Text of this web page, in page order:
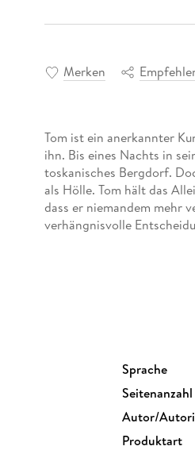
Merken
Tom ist ein anerkannter
ihn. Bis eines Nachts in
toskanisches Bergdorf.
als Hölle. Tom hält das
dass er niemandem mehr
verhängnisvolle
Sprache
Seitenanzahl
Autor/
Produktart